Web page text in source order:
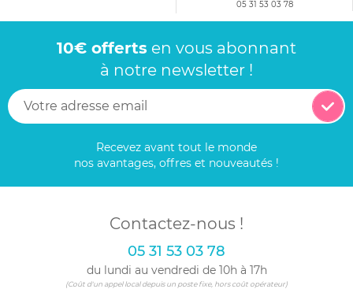
05 31 53 03 78
10€ offerts en vous abonnant
à notre newsletter !
Recevez avant tout le monde
nos avantages, offres et nouveautés !
Contactez-nous !
05 31 53 03 78
du lundi au vendredi de 10h à 17h
(Coût d'un appel local depuis un poste fixe, hors coût opérateur)